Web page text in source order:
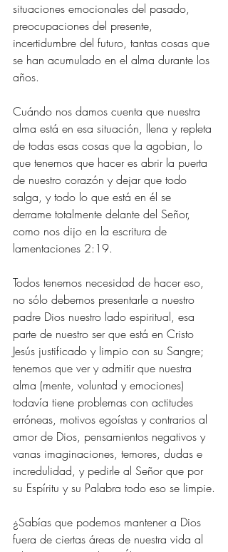
situaciones emocionales del pasado,
preocupaciones del presente,
incertidumbre del futuro, tantas cosas que
se han acumulado en el alma durante los
años.
Cuándo nos damos cuenta que nuestra
alma está en esa situación, llena y repleta
de todas esas cosas que la agobian, lo
que tenemos que hacer es abrir la puerta
de nuestro corazón y dejar que todo
salga, y todo lo que está en él se
derrame totalmente delante del Señor,
como nos dijo en la escritura de
lamentaciones 2:19.
Todos tenemos necesidad de hacer eso,
no sólo debemos presentarle a nuestro
padre Dios nuestro lado espiritual, esa
parte de nuestro ser que está en Cristo
Jesús justificado y limpio con su Sangre;
tenemos que ver y admitir que nuestra
alma (mente, voluntad y emociones)
todavía tiene problemas con actitudes
erróneas, motivos egoístas y contrarios al
amor de Dios, pensamientos negativos y
vanas imaginaciones, temores, dudas e
incredulidad, y pedirle al Señor que por
su Espíritu y su Palabra todo eso se limpie.
¿Sabías que podemos mantener a Dios
fuera de ciertas áreas de nuestra vida al